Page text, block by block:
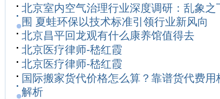
北京室内空气治理行业深度调研：乱象之
围 夏蛙环保以技术标准引领行业新风向
北京昌平回龙观有什么康养馆值得去
北京医疗律师-嵇红霞
北京医疗律师-嵇红霞
国际搬家货代价格怎么算？靠谱货代费用
解析